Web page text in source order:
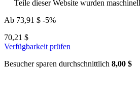
Teile dieser Website wurden
Ab 73,91 $ -5%
70,21 $
Verfügbarkeit prüfen
Besucher sparen durchschnittlich 8,00 $